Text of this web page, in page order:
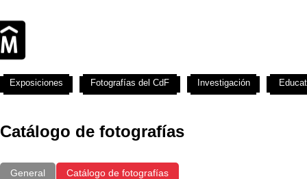
Catálogo de fotografías
General Catálogo de fotografías
Exposiciones Fotografías del CdF Investigación